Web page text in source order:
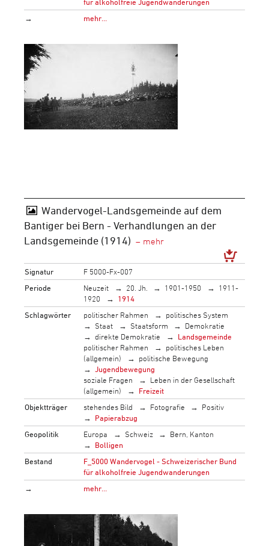
→
mehr…
Wandervogel-Landsgemeinde auf dem
Bantiger bei Bern - Verhandlungen an der
Landsgemeinde (1914)
Signatur
F 5000-Fx-007
Periode
Neuzeit 20. Jh. 1901-1950
1911-
1920
1914
Schlagwörter
politischer Rahmen
politisches System
Staat
Staatsform
Demokratie
direkte Demokratie
Landsgemeinde
politischer Rahmen
politisches Leben
(allgemein)
politische Bewegung
Jugendbewegung
soziale Fragen
Leben in der Gesellschaft
(allgemein)
Freizeit
Objektträger
stehendes Bild Fotografie
Positiv
Papierabzug
Geopolitik
Europa Schweiz
Bern, Kanton
Bolligen
Bestand
F_5000 Wandervogel - Schweizerischer Bund
für alkoholfreie Jugendwanderungen
→
mehr…